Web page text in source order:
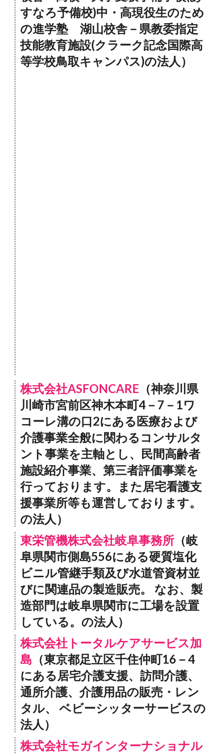
すなろ予備校)中・高現役生のため
の進学塾 湖山校舎－県教委指定
技能教育施設(クラーク記念国際高
等学校鳥取キャンパス)の法人）
株式会社ASFONCARE （神奈川県
川崎市宮前区神木本町4－7－1ワ
コーレ溝の口2にある医療および
介護事業全般に関わるコンサルタ
ント事業を主軸とし、民間高齢者
施設紹介事業、第三者評価事業を
行っております。また居宅看護支
援事業所等も運営しております。
の法人）
東栄管機株式会社岐阜事務所 （岐
阜県関市側島556にある硬質塩化
ビニル管継手類及び水道管資材並
びに関連品の製造販売。 なお、製
造部門は岐阜県関市に工場を設置
している。の法人）
株式会社トータルケアサービス加
島 （東京都足立区千住仲町16－4
にある居宅介護支援、訪問介護、
通所介護、介護用品の販売・レン
タル、 ベビーシッターサービスの
法人）
株式会社モガインターナショナル